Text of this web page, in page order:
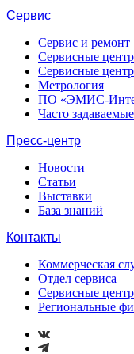
Сервис
Сервис и ремонт
Сервисные
Сервисные
Метрология
ПО «ЭМИС-
Часто
Пресс-центр
Новости
Статьи
Выставки
База знаний
Контакты
Коммерческая
Отдел сервиса
Сервисные
Региональные